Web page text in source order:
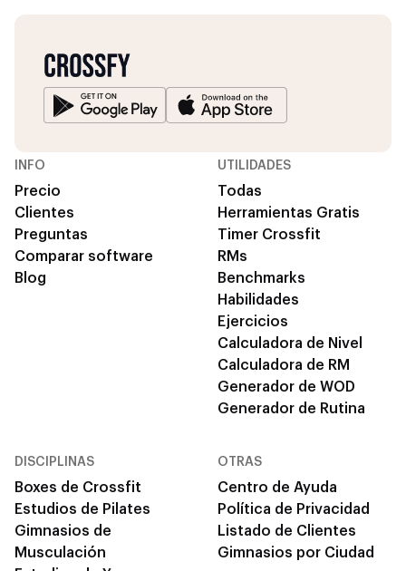
INFO
Precio
Clientes
Preguntas
Comparar software
Blog
UTILIDADES
Todas
Herramientas Gratis
Timer Crossfit
RMs
Benchmarks
Habilidades
Ejercicios
Calculadora de Nivel
Calculadora de RM
Generador de WOD
Generador de Rutina
DISCIPLINAS
Boxes de Crossfit
Estudios de Pilates
Gimnasios de
Musculación
OTRAS
Centro de Ayuda
Política de Privacidad
Listado de Clientes
Gimnasios por Ciudad